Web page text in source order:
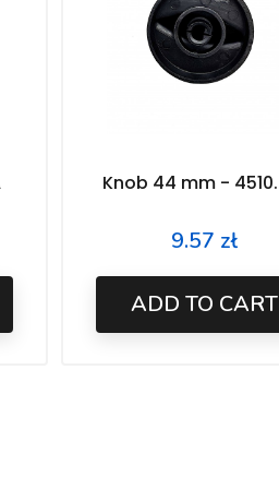
Knob 44 mm -
Price
9.57 zł
ADD TO CART